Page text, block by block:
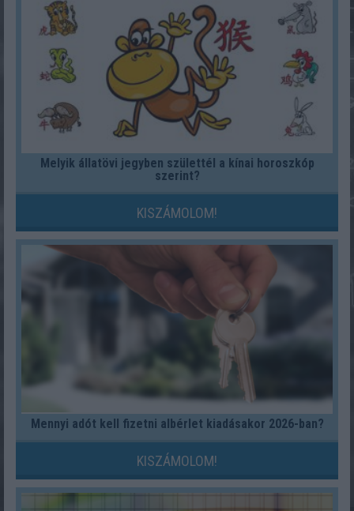
Melyik állatövi jegyben születtél a kínai horoszkóp
szerint?
KISZÁMOLOM!
Mennyi adót kell fizetni albérlet kiadásakor 2026-ban?
KISZÁMOLOM!